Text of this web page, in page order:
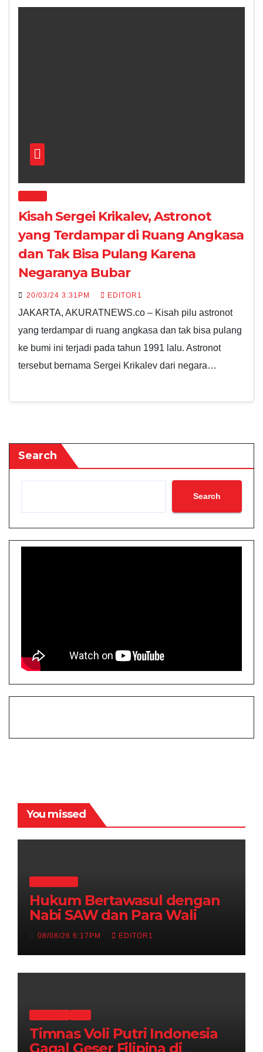
Kisah Sergei Krikalev, Astronot
yang Terdampar di Ruang Angkasa
dan Tak Bisa Pulang Karena
Negaranya Bubar
20/03/24 3:31PM EDITOR1
JAKARTA, AKURATNEWS.co – Kisah pilu astronot
yang terdampar di ruang angkasa dan tak bisa pulang
ke bumi ini terjadi pada tahun 1991 lalu. Astronot
tersebut bernama Sergei Krikalev dari negara…
Search
Search
You missed
Hukum Bertawasul dengan
Nabi SAW dan Para Wali
08/08/26 6:17PM EDITOR1
Timnas Voli Putri Indonesia
Gagal Geser Filipina di